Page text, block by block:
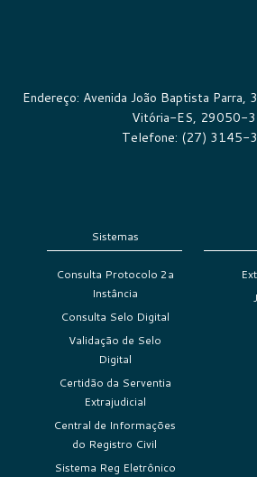
Endereço: Avenida João Baptista Parra,
Vitória-ES, 29050-
Telefone: (27) 3145-
Sistemas
Consulta Protocolo 2a
Instância
Consulta Selo Digital
Validação de Selo
Digital
Certidão da Serventia
Extrajudicial
Central de Informações
do Registro Civil
Sistema Reg Eletrônico